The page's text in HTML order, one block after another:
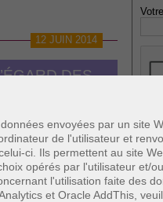
envoyées par un site
de l'utilisateur et
ci. Ils permettent au site
opérés par l'utilisateur et/
l'utilisation faite des
et Oracle AddThis,
12 JUIN 2014
DES
*